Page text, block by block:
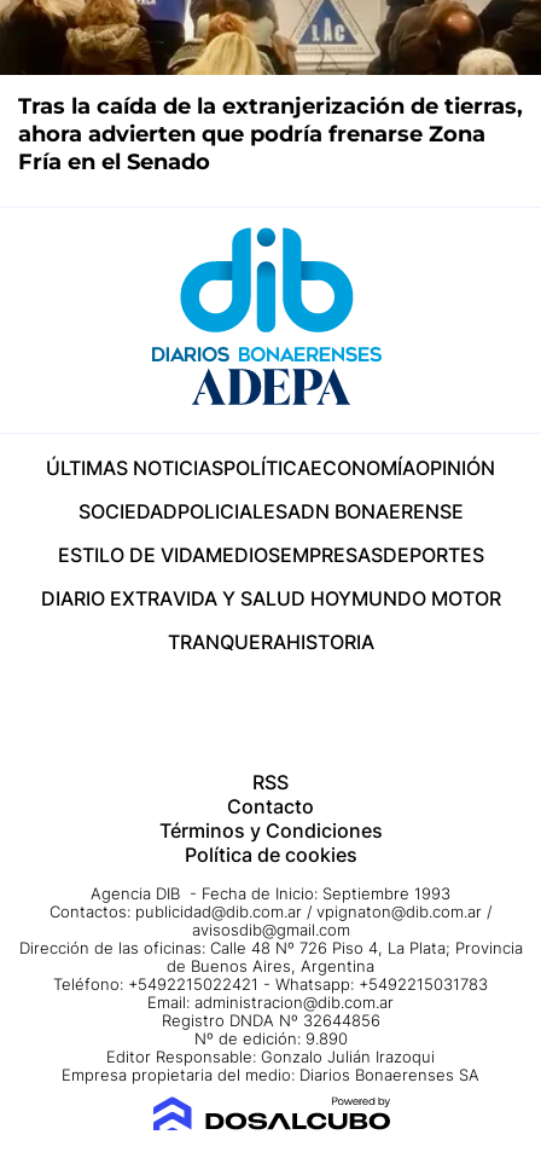
Tras la caída de la extranjerización de tierras,
ahora advierten que podría frenarse Zona
Fría en el Senado
ÚLTIMAS NOTICIASPOLÍTICAECONOMÍAOPINIÓN
SOCIEDADPOLICIALESADN BONAERENSE
ESTILO DE VIDAMEDIOSEMPRESASDEPORTES
DIARIO EXTRAVIDA Y SALUD HOYMUNDO MOTOR
TRANQUERAHISTORIA
RSS
Contacto
Términos y Condiciones
Política de cookies
Agencia DIB - Fecha de Inicio: Septiembre 1993
Contactos: publicidad@dib.com.ar / vpignaton@dib.com.ar /
avisosdib@gmail.com
Dirección de las oficinas: Calle 48 Nº 726 Piso 4, La Plata; Provincia
de Buenos Aires, Argentina
Teléfono: +5492215022421 - Whatsapp: +5492215031783
Email: administracion@dib.com.ar
Registro DNDA Nº 32644856
Nº de edición: 9.890
Editor Responsable: Gonzalo Julián Irazoqui
Empresa propietaria del medio: Diarios Bonaerenses SA